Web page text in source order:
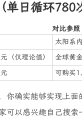
日循环780
对比参照
太阳系
（仅理论值）
全球黄
可购买
你确实能够实现上
可以感兴趣自己搜索